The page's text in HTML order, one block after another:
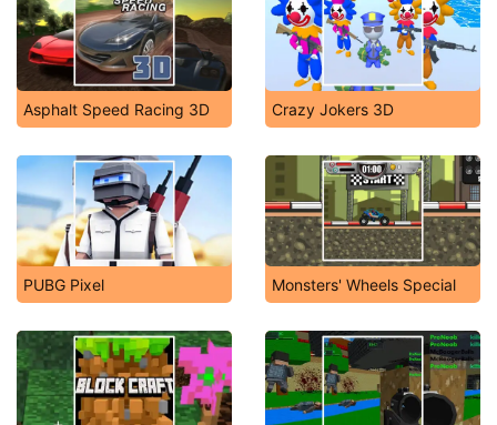
Asphalt Speed Racing 3D Crazy Jokers 3D
PUBG Pixel Monsters' Wheels Special